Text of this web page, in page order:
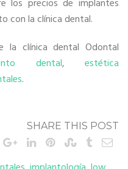
los precios de implantes
con la clínica dental.
la clínica dental Odontal
dental, estética
.
SHARE THIS POST